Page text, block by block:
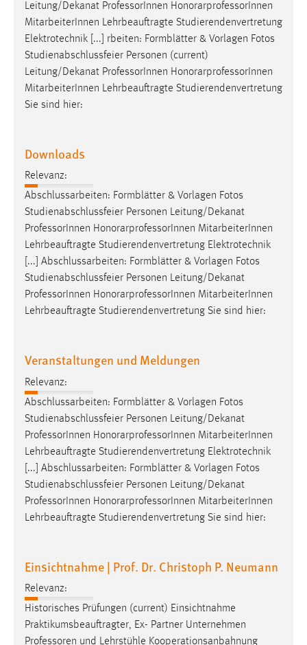
Leitung/Dekanat Professor Innen HonorarprofessorInnen
MitarbeiterInnen Lehrbeauftragte Studierendenvertretung
Elektrotechnik [...] rbeiten: Formblätter & Vorlagen Fotos
Studienabschlussfeier Personen (current)
Leitung/Dekanat Professor Innen HonorarprofessorInnen
MitarbeiterInnen Lehrbeauftragte Studierendenvertretung
Sie sind hier:
Downloads
Relevanz:
Abschlussarbeiten: Formblätter & Vorlagen Fotos
Studienabschlussfeier Personen Leitung/Dekanat
ProfessorInnen HonorarprofessorInnen MitarbeiterInnen
Lehrbeauftragte Studierendenvertretung Elektrotechnik
[...] Abschlussarbeiten: Formblätter & Vorlagen Fotos
Studienabschlussfeier Personen Leitung/Dekanat
ProfessorInnen HonorarprofessorInnen MitarbeiterInnen
Lehrbeauftragte Studierendenvertretung Sie sind hier:
Veranstaltungen und Meldungen
Relevanz:
Abschlussarbeiten: Formblätter & Vorlagen Fotos
Studienabschlussfeier Personen Leitung/Dekanat
Professor Innen HonorarprofessorInnen MitarbeiterInnen
Lehrbeauftragte Studierendenvertretung Elektrotechnik
[...] Abschlussarbeiten: Formblätter & Vorlagen Fotos
Studienabschlussfeier Personen Leitung/Dekanat
Professor Innen HonorarprofessorInnen MitarbeiterInnen
Lehrbeauftragte Studierendenvertretung Sie sind hier:
Einsichtnahme | Prof. Dr. Christoph P. Neumann
Relevanz:
Historisches Prüfungen (current) Einsichtnahme
Praktikumsbeauftragter, Ex- Partner Unternehmen
Professoren und Lehrstühle Kooperationsanbahnung
Zweck:
Zugriffsstatistik
Cookie Laufzeit:
Max. 13 Monate
verwendet, um personalisierte Werbung anzuzeigen.
Sie tun dies, indem sie Besucher über Websites
hinweg verfolgen.
Google Ads
Name:
Anbieter:
Google Ireland Limited
Cookie Laufzeit:
Facebook Pixel
Name:
_fbp
Anbieter:
Facebook